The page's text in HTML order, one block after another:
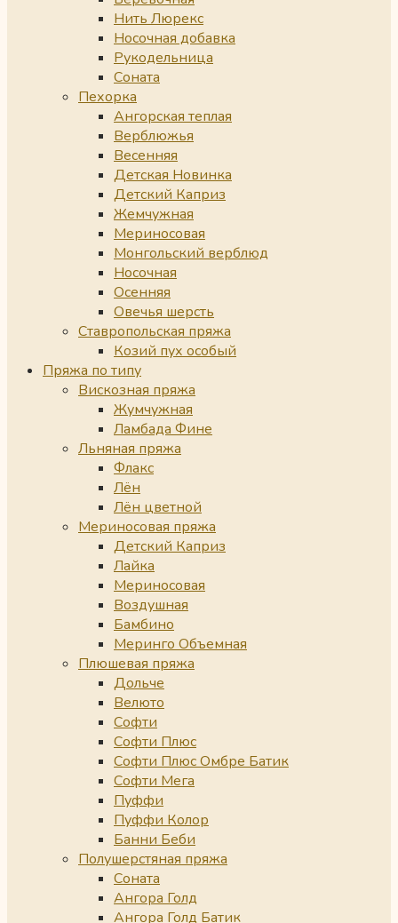
Нить Люрекс
Носочная добавка
Рукодельница
Соната
Пехорка
Ангорская теплая
Верблюжья
Весенняя
Детская Новинка
Детский Каприз
Жемчужная
Мериносовая
Монгольский верблюд
Носочная
Осенняя
Овечья шерсть
Ставропольская пряжа
Козий пух особый
Пряжа по типу
Вискозная пряжа
Жумчужная
Ламбада Фине
Льняная пряжа
Флакс
Лён
Лён цветной
Мериносовая пряжа
Детский Каприз
Лайка
Мериносовая
Воздушная
Бамбино
Меринго Объемная
Плюшевая пряжа
Дольче
Велюто
Софти
Софти Плюс
Софти Плюс Омбре Батик
Софти Мега
Пуффи
Пуффи Колор
Банни Беби
Полушерстяная пряжа
Соната
Ангора Голд
Ангора Голд Батик